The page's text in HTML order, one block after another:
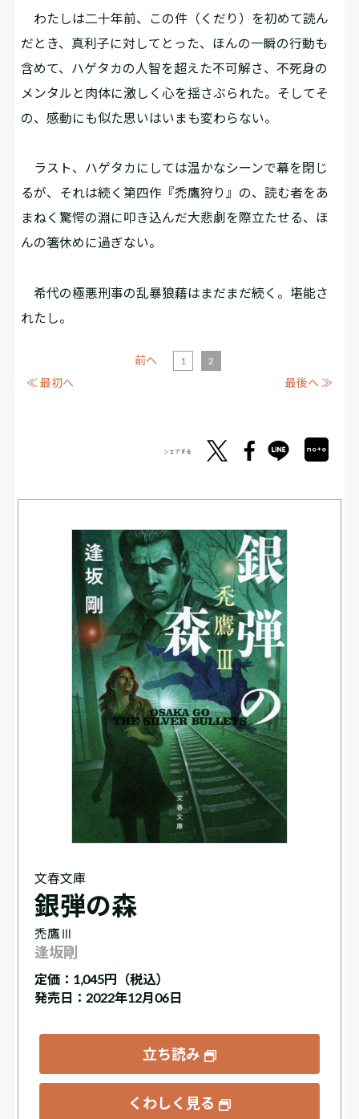
わたしは二十年前、この件（くだり）を初めて読ん
だとき、真利子に対してとった、ほんの一瞬の行動も
含めて、ハゲタカの人智を超えた不可解さ、不死身の
メンタルと肉体に激しく心を揺さぶられた。そしてそ
の、感動にも似た思いはいまも変わらない。
ラスト、ハゲタカにしては温かなシーンで幕を閉じ
るが、それは続く第四作『禿鷹狩り』の、読む者をあ
まねく驚愕の淵に叩き込んだ大悲劇を際立たせる、ほ
んの箸休めに過ぎない。
希代の極悪刑事の乱暴狼藉はまだまだ続く。堪能さ
れたし。
≪ 最初へ
前へ 1 2
最後へ ≫
シェアする
文春文庫
銀弾の森
禿鷹Ⅲ
逢坂剛
定価： 1,045円（税込）
発売日：2022年12月06日
立ち読み
くわしく見る